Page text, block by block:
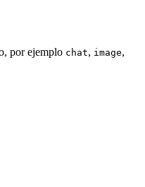
por ejemplo chat, image,